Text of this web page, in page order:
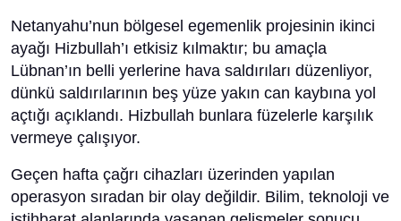
Netanyahu’nun bölgesel egemenlik projesinin ikinci
ayağı Hizbullah’ı etkisiz kılmaktır; bu amaçla
Lübnan’ın belli yerlerine hava saldırıları düzenliyor,
dünkü saldırılarının beş yüze yakın can kaybına yol
açtığı açıklandı. Hizbullah bunlara füzelerle karşılık
vermeye çalışıyor.
Geçen hafta çağrı cihazları üzerinden yapılan
operasyon sıradan bir olay değildir. Bilim, teknoloji ve